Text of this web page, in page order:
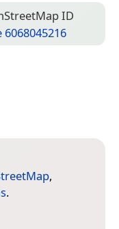
ID
6068045216
,
.